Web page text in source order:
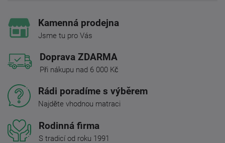
Kamenná prodejna
Jsme tu pro Vás
Doprava ZDARMA
Při nákupu nad 6 000 Kč
Rádi poradíme s výběrem
Najděte vhodnou matraci
Rodinná firma
S tradicí od roku 1991